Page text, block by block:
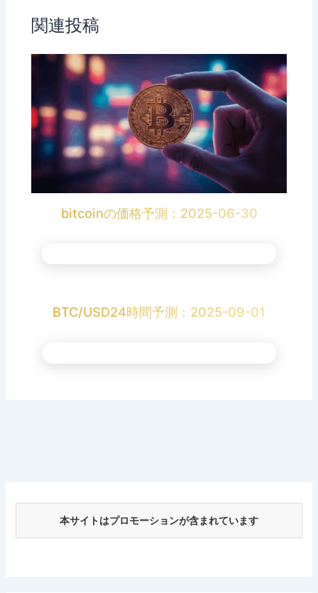
関連投稿
bitcoinの価格予測：2025-06-30
BTC/USD24時間予測：2025-09-01
本サイトはプロモーションが含まれています